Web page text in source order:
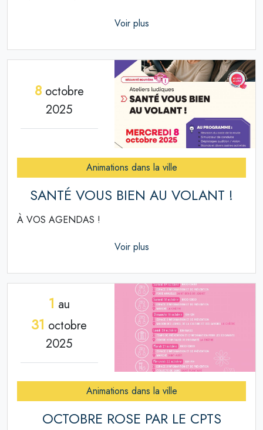
Voir plus
8octobre
2025
Animations dans la ville
SANTÉ VOUS BIEN AU VOLANT !
À VOS AGENDAS !
Voir plus
1 au
31 octobre
2025
Animations dans la ville
OCTOBRE ROSE PAR LE CPTS